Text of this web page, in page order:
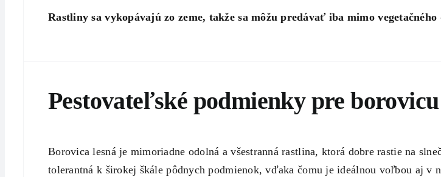
Rastliny sa vykopávajú zo zeme, takže sa môžu predávať iba mimo
Pestovateľské podmienky pre
Borovica lesná je mimoriadne odolná a všestranná rastlina, ktorá dobre rastie na
tolerantná k širokej škále pôdnych podmienok, vďaka čomu je ideálnou voľbou aj v